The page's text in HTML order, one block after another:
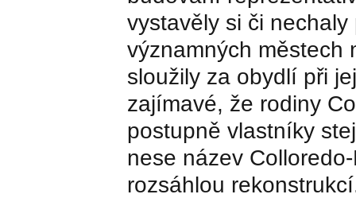
vystavěly si či
významných městech
sloužily za obydlí při
zajímavé, že rodiny
postupně vlastníky
nese název
rozsáhlou